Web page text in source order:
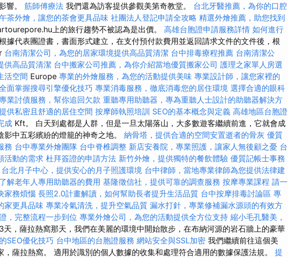
響。 筋師傅療法 我們還為訪客提供參觀美第奇教堂。 台北牙醫推薦，為你的口腔
茶外燴，讓您的茶會更具品味 社團法人登記申請全攻略 精選外燴推薦，助您找到
上的旅行趨勢不被認為是出價。 高雄台胞證申請服務詳情 如何進行
據代表團證書，書面形式建立，在支付預付款費用並返回請求文件的文件後，根
台南清潔公司，為您的居家環境提供高品質清潔 台中排毒療程推薦 台南清潔公
供高品質清潔 台中搬家公司推薦，為你介紹當地優質搬家公司 護理之家單人房選
活空間 Europe 專業的外燴服務，為您的活動提供美味 專業設計師，讓您家裡的
面掌握搜尋引擎優化技巧 專業消毒服務，徹底消毒您的居住環境 選擇合適的眼科
業討債服務，幫你追回欠款 重聽專用助聽器，專為重聽人士設計的助聽器解決方
供私密且舒適的居住空間 按摩師執照培訓 SEO的基本概念與定義 高雄地區台胞證
成 Kft。 白天到處都是人群，但是一旦太陽落山，大多數遊客繼續前進，它就會成
影中五彩繽紛的燈籠的神奇之地。 納骨塔，提供合適的空間安置逝者的骨灰 優質
務 台中專業外燴團隊 台中脊椎調整 新店安養院，專業照護，讓家人無後顧之憂 台
活動的需求 杜拜簽證的申請方法 新竹外燴，提供獨特的餐飲體驗 優質記帳士事務
台北月子中心，提供安心的月子照護環境 台中律師，當地專業律師為您提供法律建
解老年人專用助聽器的費用 基隆徵信社，提供可靠的調查服務 按摩專業課程 請一
家務煩惱 長照2.0計畫解讀，如何幫助長者提升生活品質 台中按摩排毒討論區 專
家更具品味 專業冷氣清洗，提升空氣品質 漏水打針，專業修補漏水源頭的有效方
，完整流程一步到位 專業外燴公司，為您的活動提供全方位支持 縮小毛孔醫美，
天，薩拉熱窩那天，我們在美麗的環境中開始散步，在布納河源的岩石牆上的豪華
SEO優化技巧 台中地區的台胞證服務 網站安全與SSL加密 我們繼續前往這個美
，薩拉熱窩。 適用於識別的個人數據的收集和處理符合適用的數據保護法規。 提